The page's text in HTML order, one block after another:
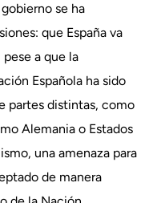
se ha
que España va
a que la
Española ha sido
partes distintas, como
Alemania o Estados
una amenaza para
de manera